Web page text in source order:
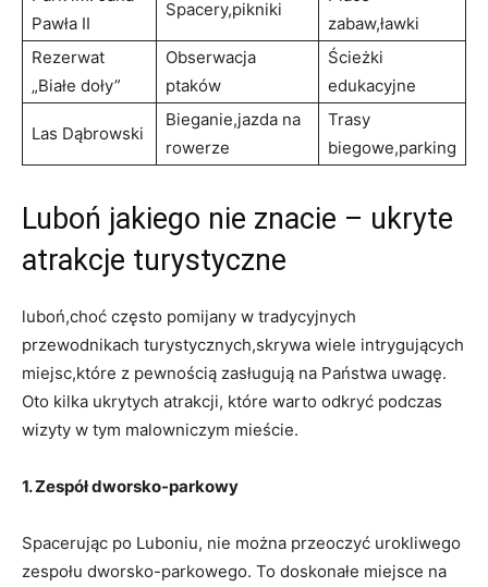
Pawła II
Spacery,pikniki
zabaw,ławki
Rezerwat
„Białe doły”
Obserwacja
ptaków
Ścieżki
edukacyjne
Las Dąbrowski
Bieganie,jazda na
rowerze
Trasy
biegowe,parking
Luboń jakiego nie znacie – ukryte
atrakcje turystyczne
luboń,choć‌ często pomijany w tradycyjnych
przewodnikach turystycznych,skrywa wiele intrygujących​
miejsc,które z pewnością zasługują na Państwa uwagę.
Oto kilka ukrytych atrakcji, które warto ‌odkryć podczas
wizyty w tym malowniczym mieście.
1. Zespół dworsko-parkowy
Spacerując po Luboniu,⁤ nie można przeoczyć urokliwego ​
zespołu dworsko-parkowego. To ⁢doskonałe miejsce na